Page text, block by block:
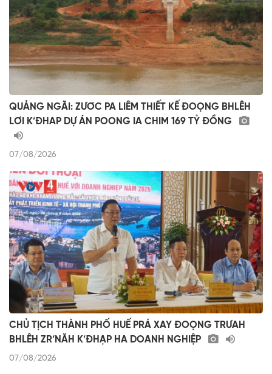
QUẢNG NGÃI: ZƯƠC PA LIÊM THIẾT KẾ ĐOỌNG BHLÊH
LƠI K’ĐHAP DỰ ÁN POONG IA CHIM 169 TỶ ĐỒNG
07/08/2026
CHỦ TỊCH THÀNH PHỐ HUẾ PRÁ XAY ĐOỌNG TRƯAH
BHLÊH ZR’NĂH K’ĐHẠP HA DOANH NGHIỆP
07/08/2026